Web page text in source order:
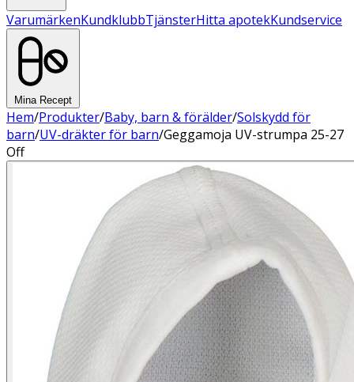
VarumärkenKundklubbTjänsterHitta apotekKundservice
Mina Recept
Hem/Produkter/Baby, barn & förälder/Solskydd för
barn/UV-dräkter för barn/Geggamoja UV-strumpa 25-27
Off